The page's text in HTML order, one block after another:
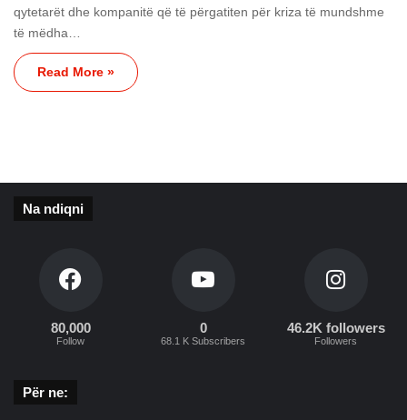
qytetarët dhe kompanitë që të përgatiten për kriza të mundshme
të mëdha…
Read More »
Na ndiqni
80,000
Follow
0
68.1 K Subscribers
46.2K followers
Followers
Për ne: